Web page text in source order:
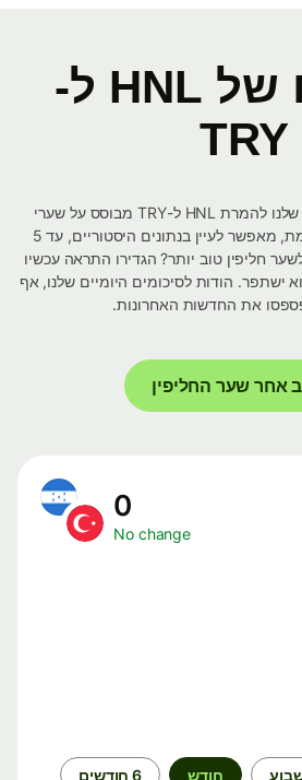
תרשים של HNL ל-
TRY
התרשים האינטראקטיבי שלנו להמרת HNL ל-TRY מבוסס על שערי
חליפין אמצעיים בזמן אמת, מאפשר לעיין בנתונים היסטוריים, עד 5
חליפין טוב יותר? הגדירו התראה עכשיו
הודות לסיכומים היומיים שלנו, אף
את החדשות האחרונות.
שער החליפין
No change
חודש 6 חודשים